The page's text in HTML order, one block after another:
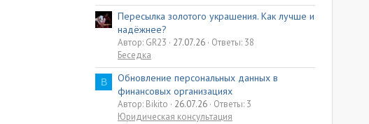
Пересылка золотого украшения. Как лучше и
надёжнее?
Автор: GR23 27.07.26 Ответы: 38
Беседка
B
Обновление персональных данных в
финансовых организациях
Автор: Bikito 26.07.26 Ответы: 3
Юридическая консультация